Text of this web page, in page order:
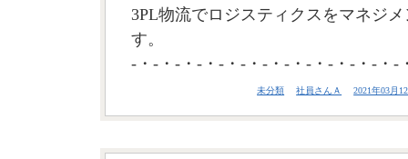
3PL物流でロジスティクスをマネジ
す。
-・-・-・-・-・-・-・-・-・-・-・-・-
未分類 社員さんＡ 2021年03月